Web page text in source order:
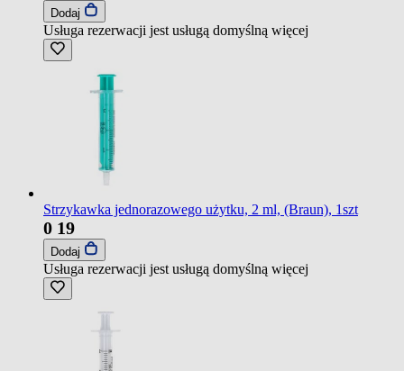
Dodaj
Usługa rezerwacji jest usługą domyślną więcej
Strzykawka jednorazowego użytku, 2 ml, (Braun), 1szt
0 19
Dodaj
Usługa rezerwacji jest usługą domyślną więcej